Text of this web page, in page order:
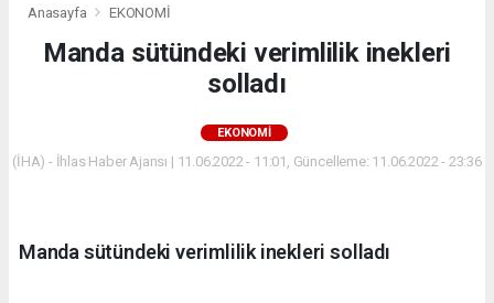
Anasayfa EKONOMİ
Manda sütündeki verimlilik inekleri
solladı
EKONOMİ
(İHA) - İhlas Haber Ajansı | 11.06.2022 - 11:01, Güncelleme: 11.06.2022 - 23:36
Manda sütündeki verimlilik inekleri solladı